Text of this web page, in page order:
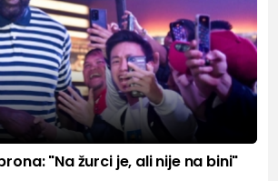
"Na žurci je, ali nije na bini"